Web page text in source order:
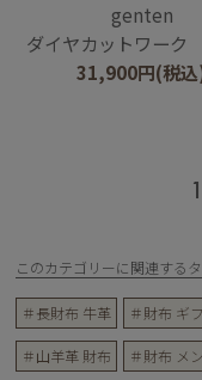
genten
ダイヤカットワーク Lファスナー
31,900円(税
このカテゴリーに関連する
＃長財布 牛革 ＃財布 ギ
＃山羊革 財布 ＃財布 メ